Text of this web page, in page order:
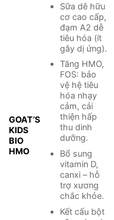
GOAT’S
KIDS
BIO
HMO
Sữa dê hữu
cơ cao cấp,
đạm A2 dễ
tiêu hóa (ít
gây dị ứng).
Tăng HMO,
FOS: bảo
vệ hệ tiêu
hóa nhạy
cảm, cải
thiện hấp
thu dinh
dưỡng.
Bổ sung
vitamin D,
canxi – hỗ
trợ xương
chắc khỏe.
Kết cấu bột